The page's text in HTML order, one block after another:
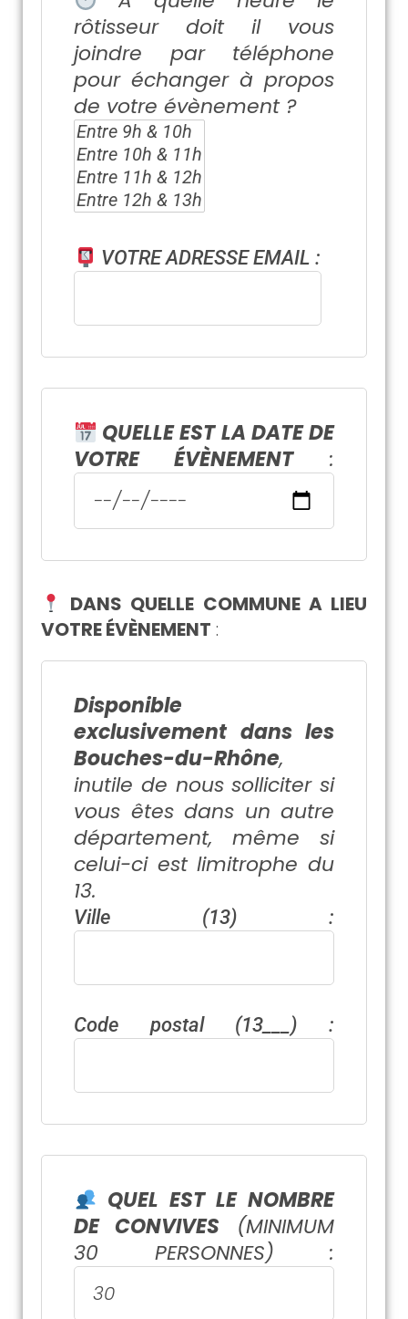
rôtisseur doit il vous
joindre par téléphone
pour échanger à propos
de votre évènement ?
VOTRE ADRESSE EMAIL :
QUELLE EST LA DATE DE
VOTRE ÉVÈNEMENT:
DANS QUELLE COMMUNE A LIEU
VOTRE ÉVÈNEMENT :
Disponible
exclusivement dans les
Bouches-du-Rhône,
inutile de nous solliciter si
vous êtes dans un autre
département, même si
celui-ci est limitrophe du
13.
Ville (13) :
Code postal (13___) :
QUEL EST LE NOMBRE
DE CONVIVES (MINIMUM
30 PERSONNES) :